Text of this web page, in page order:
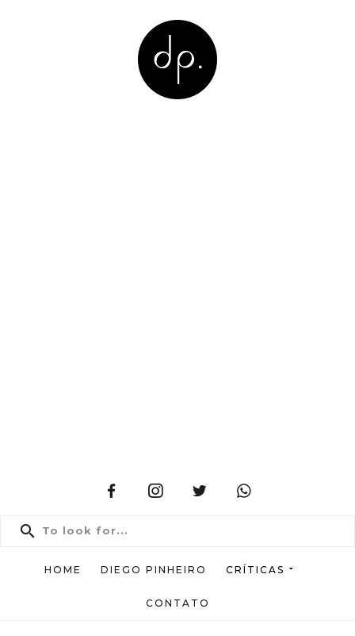
HOME DIEGO PINHEIRO CRÍTICAS
CONTATO